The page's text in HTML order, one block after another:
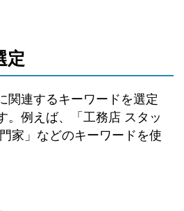
定
関連するキーワードを選定
。例えば、「工務店 スタッ
家」などのキーワードを使